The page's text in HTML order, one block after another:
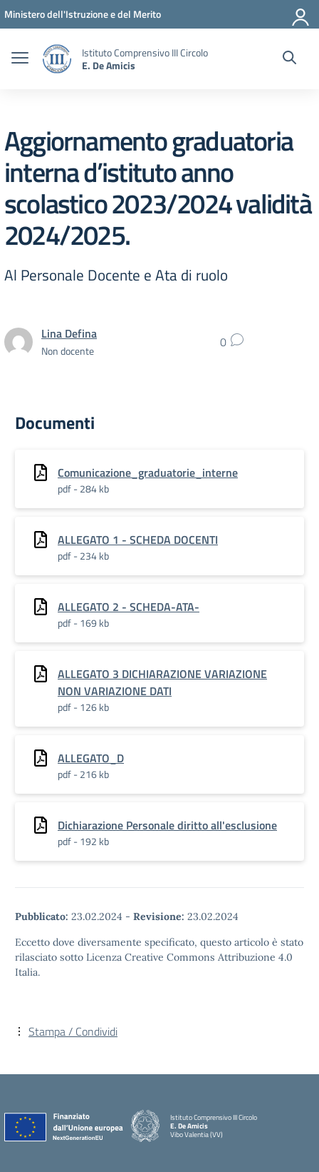
Vai ai contenuti
Vai al menu di navigazione
Vai al footer
Ministero dell'Istruzione e del Merito
Istituto Comprensivo III Circolo
E. De Amicis
Aggiornamento graduatoria
interna d’istituto anno
scolastico 2023/2024 validità
2024/2025.
Al Personale Docente e Ata di ruolo
Lina Defina
Non docente 0
Documenti
Comunicazione_graduatorie_interne
pdf - 284 kb
ALLEGATO 1 - SCHEDA DOCENTI
pdf - 234 kb
ALLEGATO 2 - SCHEDA-ATA-
pdf - 169 kb
ALLEGATO 3 DICHIARAZIONE VARIAZIONE
NON VARIAZIONE DATI
pdf - 126 kb
ALLEGATO_D
pdf - 216 kb
Dichiarazione Personale diritto all'esclusione
pdf - 192 kb
Pubblicato: 23.02.2024 - Revisione: 23.02.2024
Eccetto dove diversamente specificato, questo articolo è stato
rilasciato sotto Licenza Creative Commons Attribuzione 4.0
Italia.
Stampa / Condividi
Istituto Comprensivo III Circolo
E. De Amicis
Vibo Valentia (VV)